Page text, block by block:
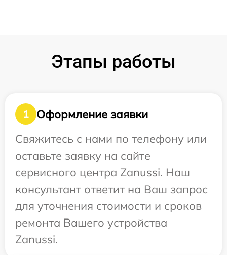
Этапы работы
1
Оформление заявки
Свяжитесь с нами по телефону или
оставьте заявку на сайте
сервисного центра Zanussi. Наш
консультант ответит на Ваш запрос
для уточнения стоимости и сроков
ремонта Вашего устройства
Zanussi.